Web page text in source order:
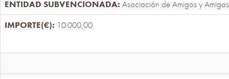
Asociación de Amigos y
10.000,00